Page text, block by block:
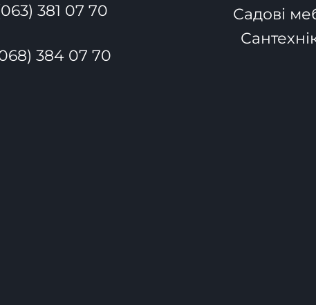
381 07 70
384 07 70
Садові